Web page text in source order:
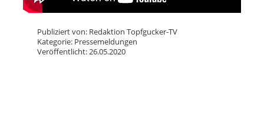
Publiziert von: Redaktion Topfgucker-TV
Kategorie: Pressemeldungen
Veröffentlicht: 26.05.2020